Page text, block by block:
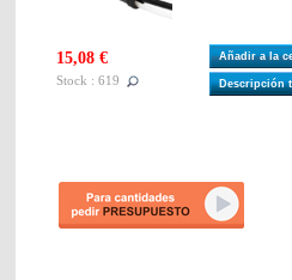
15,08 €
Stock : 619
Añadir a la
Descripción